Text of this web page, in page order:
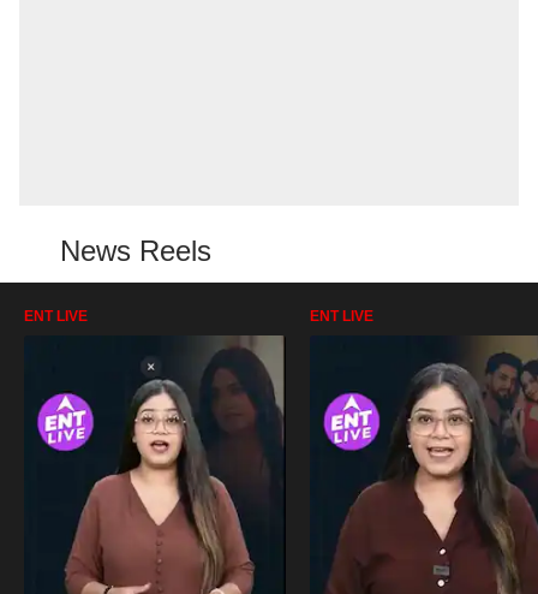
News Reels
ENT LIVE ENT LIVE